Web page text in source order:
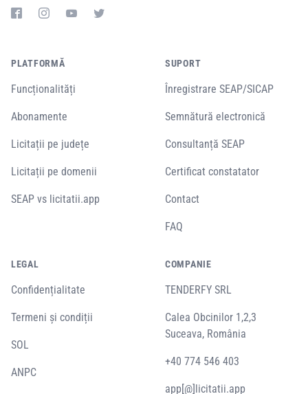
PLATFORMĂ
Funcționalități
Abonamente
Licitații pe județe
Licitații pe domenii
SEAP vs licitatii.app
SUPORT
Înregistrare SEAP/SICAP
Semnătură electronică
Consultanță SEAP
Certificat constatator
Contact
FAQ
LEGAL
Confidențialitate
Termeni și condiții
SOL
ANPC
COMPANIE
TENDERFY SRL
Calea Obcinilor 1,2,3
Suceava, România
+40 774 546 403
app[@]licitatii.app